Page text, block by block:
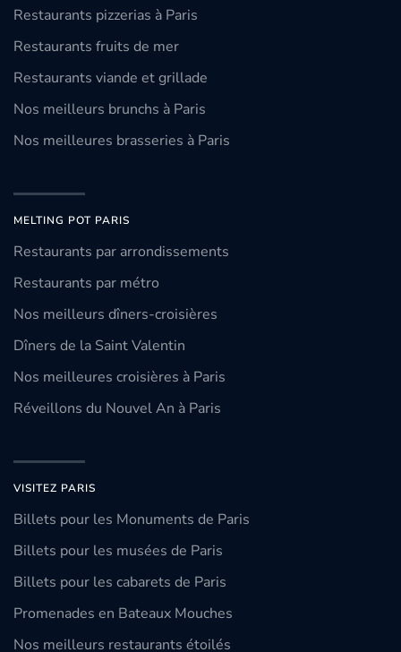
Restaurants pizzerias à Paris
Restaurants fruits de mer
Restaurants viande et grillade
Nos meilleurs brunchs à Paris
Nos meilleures brasseries à Paris
MELTING POT PARIS
Restaurants par arrondissements
Restaurants par métro
Nos meilleurs dîners-croisières
Dîners de la Saint Valentin
Nos meilleures croisières à Paris
Réveillons du Nouvel An à Paris
VISITEZ PARIS
Billets pour les Monuments de Paris
Billets pour les musées de Paris
Billets pour les cabarets de Paris
Promenades en Bateaux Mouches
Nos meilleurs restaurants étoilés